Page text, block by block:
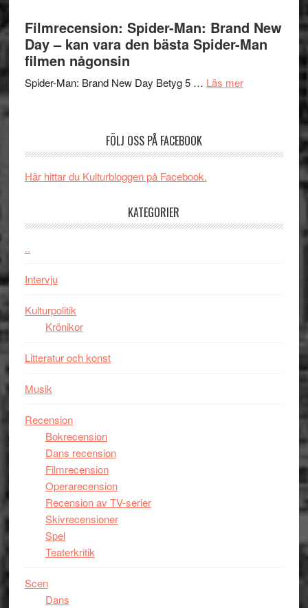
om
människans
Vegas
ARNE
GOES
i
Filmrecension: Spider-Man: Brand New
Day – kan vara den bästa Spider-Man
filmen någonsin
Spider-Man: Brand New Day Betyg 5 … Läs merom
Filmrecension:
vara
FÖLJ OSS PÅ FACEBOOK
Här hittar du Kulturbloggen på Facebook.
KATEGORIER
..
Intervju
Kulturpolitik
Krönikor
Litteratur och konst
Musik
Recension
Bokrecension
Dans recension
Filmrecension
Operarecension
Recension av TV-serier
Skivrecensioner
Spel
Teaterkritik
Scen
Dans